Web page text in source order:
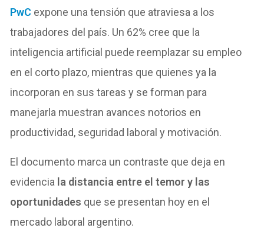
PwC expone una tensión que atraviesa a los
trabajadores del país. Un 62% cree que la
inteligencia artificial puede reemplazar su empleo
en el corto plazo, mientras que quienes ya la
incorporan en sus tareas y se forman para
manejarla muestran avances notorios en
productividad, seguridad laboral y motivación.
El documento marca un contraste que deja en
evidencia la distancia entre el temor y las
oportunidades que se presentan hoy en el
mercado laboral argentino.